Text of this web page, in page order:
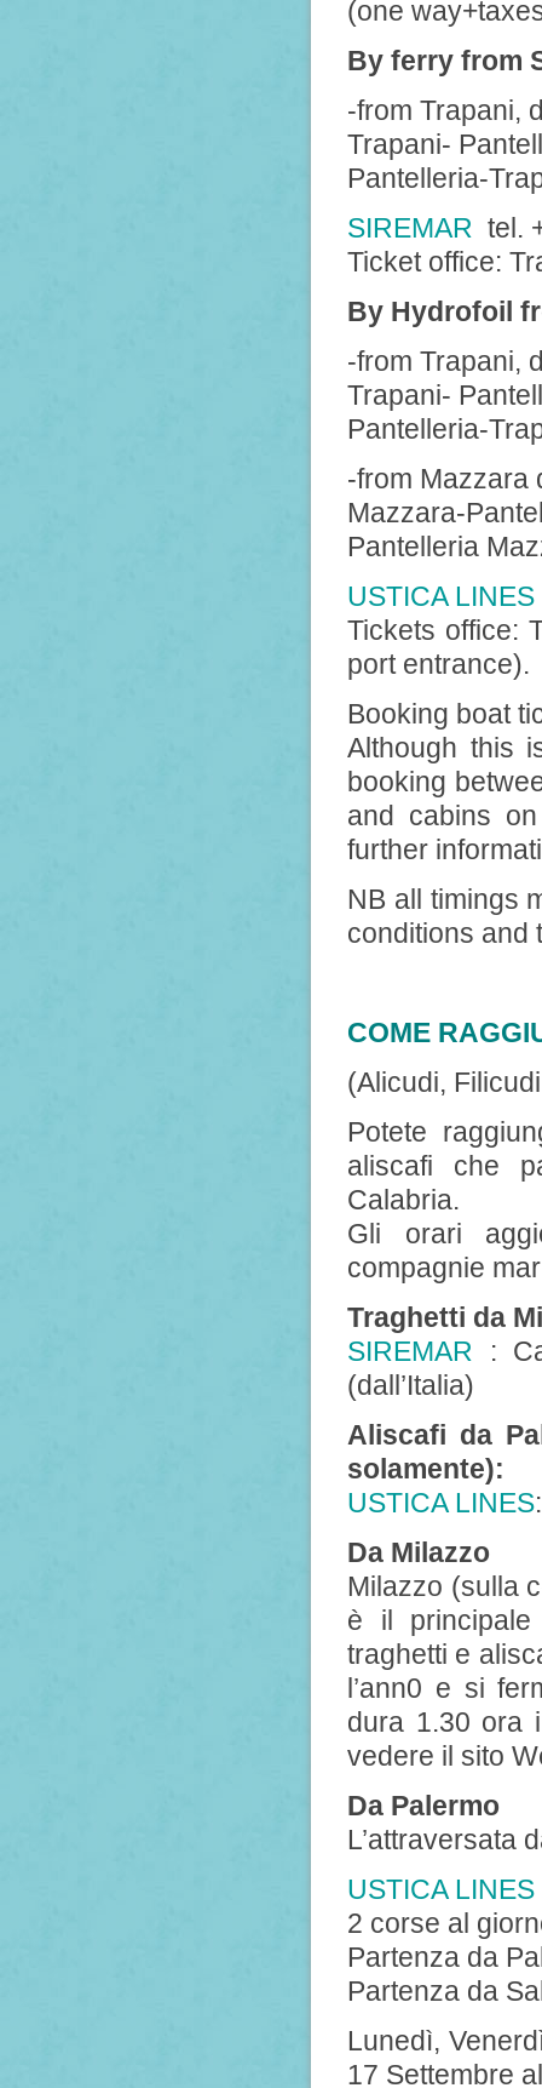
(one
By ferry from
-from Trapani,
Trapani-
Pantelleria-
SIREMAR tel.
Ticket office:
By Hydrofoil
-from Trapani,
Trapani-
Pantelleria-
-from Mazzara
Mazzara-
Pantelleria
USTICA LINES
Tickets office:
port entrance).
Booking boat
Although this
booking
and cabins
further
NB all timings
conditions and
COME
(Alicudi,
Potete
aliscafi che
Calabria.
Gli orari
compagnie
Traghetti da
SIREMAR :
(dall’Italia)
Aliscafi da
solamente):
USTICA LINES
Da Milazzo
Milazzo (sulla
è il
traghetti e
l’ann0 e si
dura 1.30 ora
vedere il sito
Da Palermo
L’attraversata
USTICA LINES
2 corse al
Partenza da
Partenza da
Lunedì,
17 Settembre